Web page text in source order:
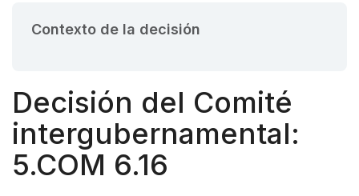
Contexto de la decisión
Decisión del Comité
intergubernamental:
5.COM 6.16